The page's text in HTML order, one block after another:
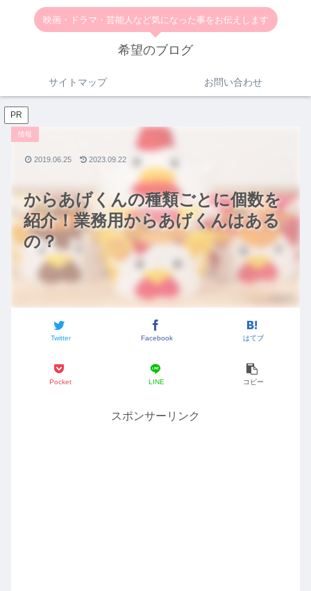
映画・ドラマ・芸能人など気になった事をお伝えします
希望のブログ
サイトマップ お問い合わせ
PR
からあげくんの種類ごとに個数を
紹介！業務用からあげくんはある
の？
情報
Twitter Facebook はてブ
Pocket LINE コピー
2019.06.25 2023.09.22
スポンサーリンク